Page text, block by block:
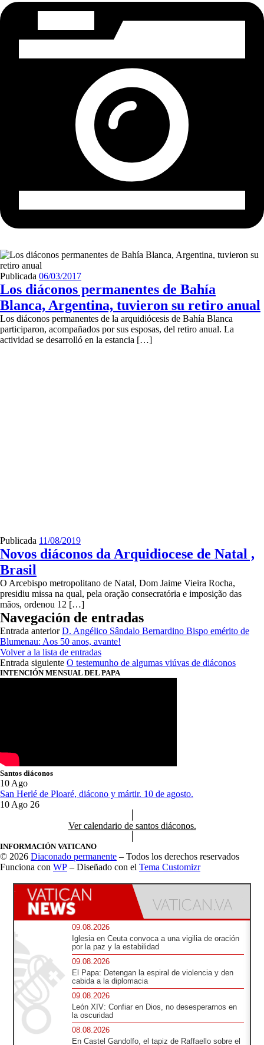
Publicada 06/03/2017
Los diáconos permanentes de Bahía
Blanca, Argentina, tuvieron su retiro anual
Los diáconos permanentes de la arquidiócesis de Bahía Blanca
participaron, acompañados por sus esposas, del retiro anual. La
actividad se desarrolló en la estancia […]
Publicada 11/08/2019
Novos diáconos da Arquidiocese de Natal ,
Brasil
O Arcebispo metropolitano de Natal, Dom Jaime Vieira Rocha,
presidiu missa na qual, pela oração consecratória e imposição das
mãos, ordenou 12 […]
Navegación de entradas
Entrada anterior D. Angélico Sândalo Bernardino Bispo emérito de
Blumenau: Aos 50 anos, avante!
Volver a la lista de entradas
Entrada siguiente O testemunho de algumas viúvas de diáconos
INTENCIÓN MENSUAL DEL PAPA
Santos diáconos
10 Ago
San Herlé de Ploaré, diácono y mártir. 10 de agosto.
10 Ago 26
Ver calendario de santos diáconos.
INFORMACIÓN VATICANO
© 2026 Diaconado permanente – Todos los derechos reservados
Funciona con WP – Diseñado con el Tema Customizr
09.08.2026
Iglesia en Ceuta convoca a una vigilia de oración
por la paz y la estabilidad
09.08.2026
El Papa: Detengan la espiral de violencia y den
cabida a la diplomacia
09.08.2026
León XIV: Confiar en Dios, no desesperarnos en
la oscuridad
08.08.2026
En Castel Gandolfo, el tapiz de Raffaello sobre el